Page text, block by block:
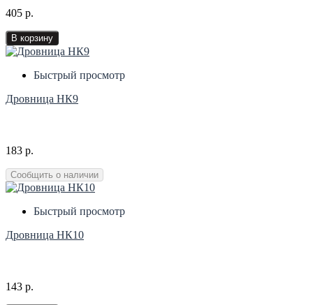
405 р.
В корзину
Быстрый просмотр
Дровница НК9
183 р.
Сообщить о наличии
Быстрый просмотр
Дровница НК10
143 р.